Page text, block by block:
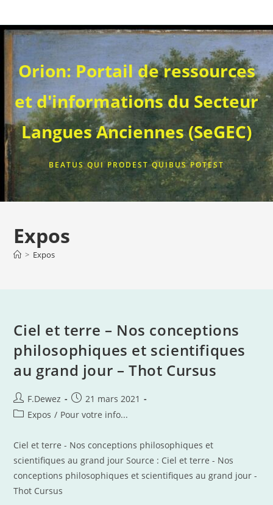
to
content
Orion: Portail de ressources
et d'informations du Secteur
Langues Anciennes (SeGEC)
BEATUS QUI PRODEST QUIBUS POTEST
Expos
> Expos
Ciel et terre – Nos conceptions
philosophiques et scientifiques
au grand jour – Thot Cursus
Auteur/autrice
de
F.Dewez
Publication
publiée :
21 mars 2021
PostExpos / Pour votre info...
Ciel et terre - Nos conceptions philosophiques et
scientifiques au grand jour Source : Ciel et terre - Nos
conceptions philosophiques et scientifiques au grand jour -
Thot Cursus